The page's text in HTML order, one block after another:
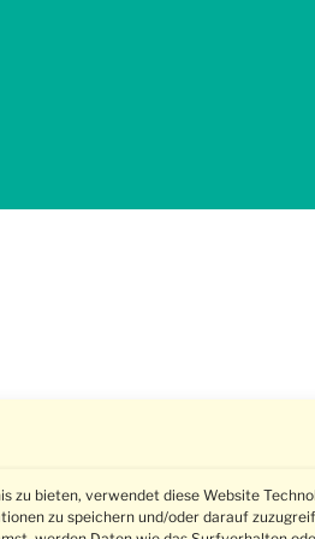
zu bieten, verwendet diese Website
zu speichern und/oder darauf